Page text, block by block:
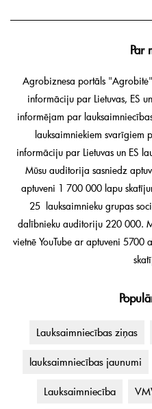
Par
Agrobiznesa portāls
informāciju par Lietuvas, ES
informējam par
lauksaimniekiem svarīgiem
informāciju par Lietuvas un ES
Mūsu auditorija sasniedz
aptuveni 1 700 000 lapu
25 lauksaimnieku grupas
dalībnieku auditoriju 220 000.
vietnē YouTube ar aptuveni
Lauksaimniecības ziņas
lauksaimniecības jaunumi
Lauksaimniecība